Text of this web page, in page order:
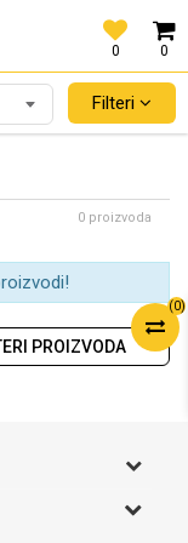
0
0
(0)
Filteri
0 proizvoda
PROIZVODA